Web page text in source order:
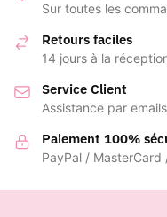
Sur toutes les
Retours faciles
14 jours à la
Service Client
Assistance par
Paiement 100%
PayPal / MasterCard